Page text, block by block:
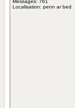
Messages: 761
Localisation: penn ar bed